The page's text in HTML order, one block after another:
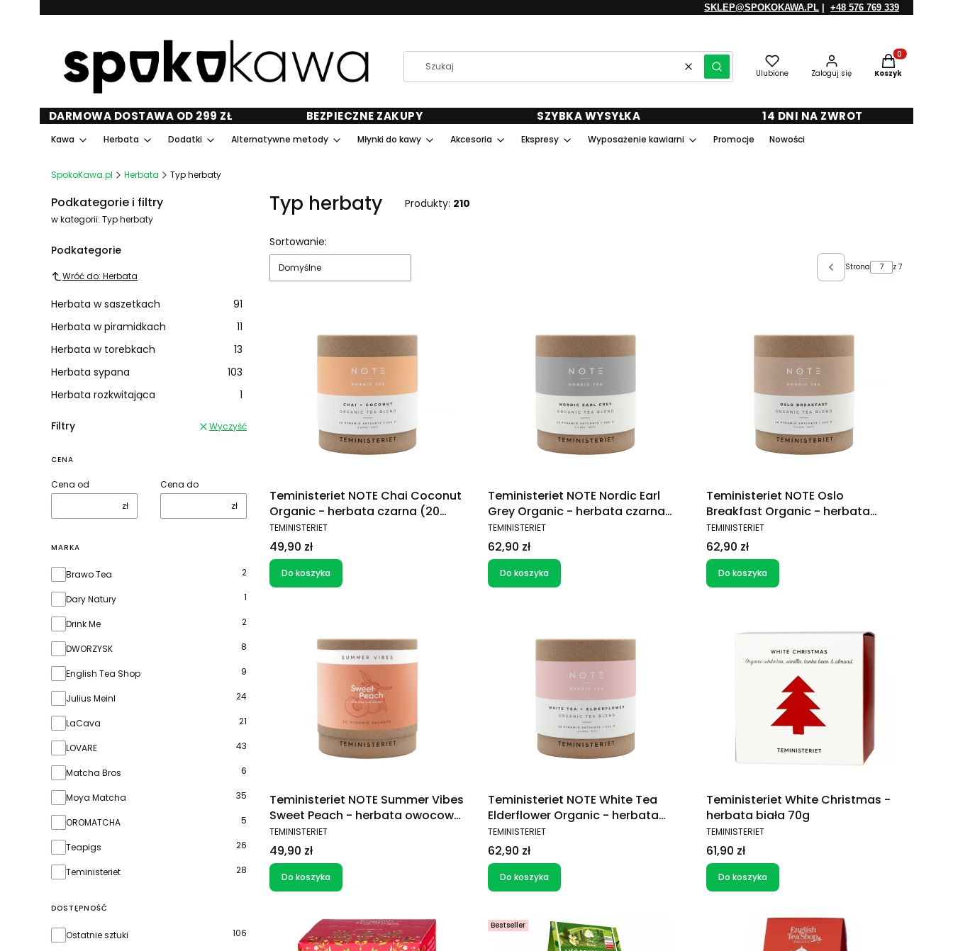
SKLEP@SPOKOKAWA.PL +48 576 769 339
WyczyśćSzukaj Ulubione Zaloguj się
Produkty w
Koszyk
DARMOWA DOSTAWA OD 299 ZŁ BEZPIECZNE ZAKUPY SZYBKA WYSYŁKA 14 DNI NA ZWROT
Kawa Herbata Dodatki Alternatywne metody Młynki do kawy Akcesoria Ekspresy Wyposażenie kawiarni Promocje Nowości
SpokoKawa.pl Herbata Typ herbaty
Podkategorie i filtry
w kategorii: Typ herbaty
Podkategorie
Wróć do: Herbata
Herbata w saszetkach
91
Herbata w piramidkach
11
Herbata w torebkach
13
Herbata sypana
103
Herbata rozkwitająca
1
Filtry Wyczyść
CENA
Cena od
zł
Cena do
zł
MARKA
Marka
Brawo Tea 2
Dary Natury 1
Drink Me 2
DWORZYSK 8
English Tea Shop 9
Julius Meinl 24
LaCava 21
LOVARE 43
Matcha Bros 6
Moya Matcha 35
OROMATCHA 5
Teapigs 26
Teministeriet 28
DOSTĘPNOŚĆ
Dostępność
Ostatnie sztuki 106
Typ herbaty Produkty: 210
Lista produktów
Sortowanie:
Domyślne Poprzednie produkty
Strona z 7
Teministeriet NOTE Chai Coconut
Organic - herbata czarna (20
saszetek)
PRODUCENT
TEMINISTERIET
Cena
49,90 zł
Do koszyka
Teministeriet NOTE Nordic Earl
Grey Organic - herbata czarna
(20 saszetek)
PRODUCENT
TEMINISTERIET
Cena
62,90 zł
Do koszyka
Teministeriet NOTE Oslo
Breakfast Organic - herbata
czarna (20 saszetek)
PRODUCENT
TEMINISTERIET
Cena
62,90 zł
Do koszyka
Teministeriet NOTE Summer Vibes
Sweet Peach - herbata owocowa
(20 saszetek)
PRODUCENT
TEMINISTERIET
Cena
49,90 zł
Do koszyka
Teministeriet NOTE White Tea
Elderflower Organic - herbata
biała (20 saszetek)
PRODUCENT
TEMINISTERIET
Cena
62,90 zł
Do koszyka
Teministeriet White Christmas -
herbata biała 70g
PRODUCENT
TEMINISTERIET
Cena
61,90 zł
Do koszyka
Bestseller